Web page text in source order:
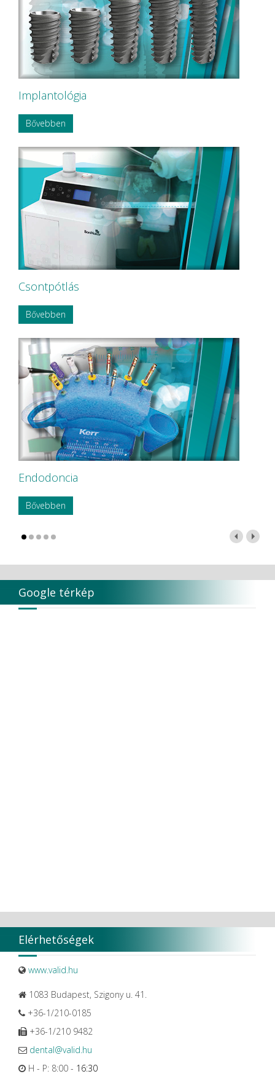
Implantológia
Bővebben
Csontpótlás
Bővebben
Endodoncia
Bővebben
Google térkép
Elérhetőségek
www.valid.hu
1083 Budapest, Szigony u. 41.
+36-1/210-0185
+36-1/210 9482
dental@valid.hu
H - P: 8:00 - 16:30